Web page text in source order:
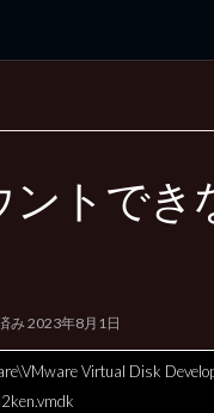
ントでき
み2023年8月1日
Virtual Disk